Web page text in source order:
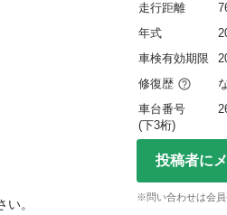
。
走行距離
年式
車検有効期限
修復歴
車台番号
(下3桁)
投稿者に
※問い合わせは会